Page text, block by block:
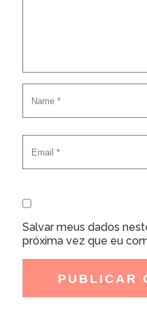
Salvar meus dados
próxima vez que eu